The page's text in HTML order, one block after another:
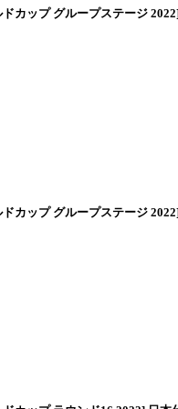
カップ グループステージ
カップ グループステージ